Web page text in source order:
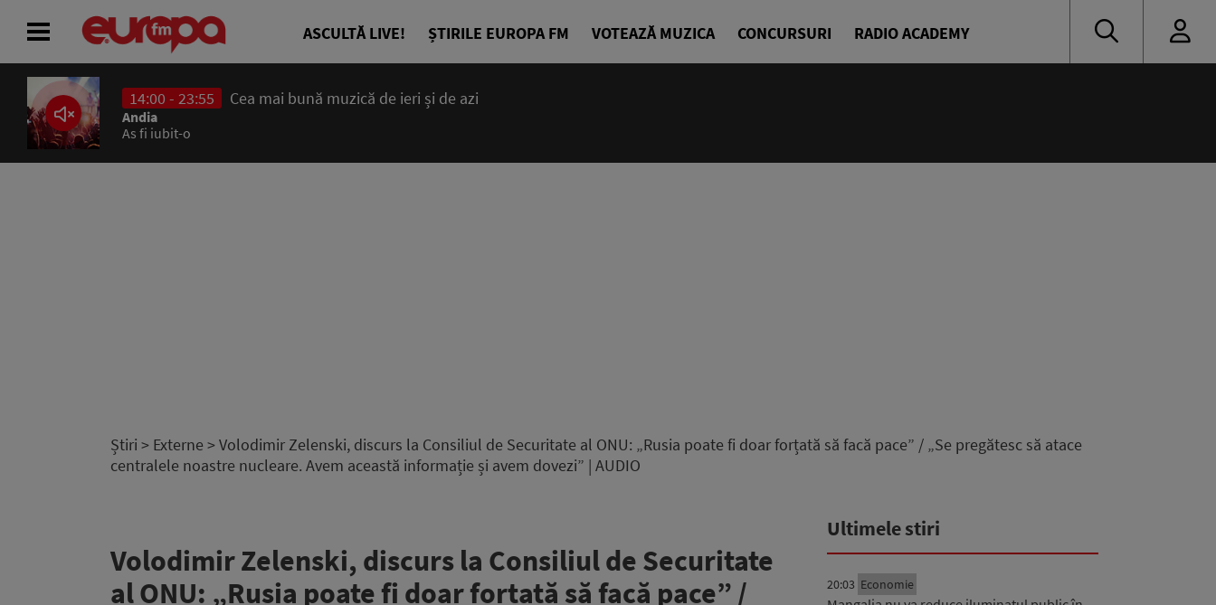
ASCULTĂ LIVE! ȘTIRILE EUROPA FM VOTEAZĂ MUZICA CONCURSURI RADIO ACADEMY
14:00 - 23:55 Cea mai bună muzică de ieri și de azi
Andia
As fi iubit-o
Știri > Externe > Volodimir Zelenski, discurs la Consiliul de Securitate al ONU: „Rusia poate fi doar forțată să facă pace” / „Se pregătesc să atace
centralele noastre nucleare. Avem această informație și avem dovezi” | AUDIO
Volodimir Zelenski, discurs la Consiliul de Securitate
al ONU: „Rusia poate fi doar forțată să facă pace” /
Ultimele stiri
20:03 Economie
ACASĂ
ȘTIRI